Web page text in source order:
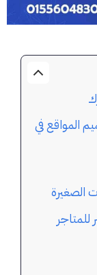
المواقع في
الصغيرة